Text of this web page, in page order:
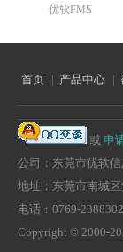
优软FMS
首页 | 产品中心 |
或 申
公司：东莞市优软
地址：东莞市南城
电话：0769-
Copyright © 2000-